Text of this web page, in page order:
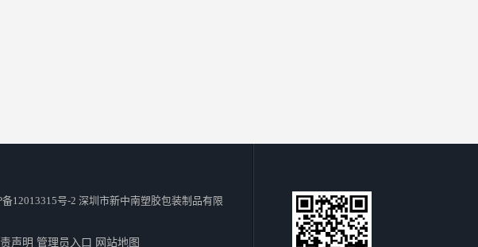
备12013315号-2 深圳市新中南塑胶包装制品有限
声明 管理员入口 网站地图